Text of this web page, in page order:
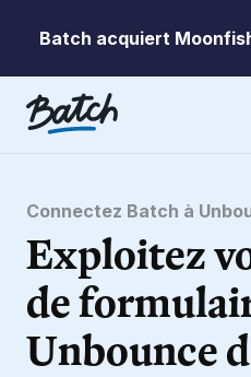
Batch acquiert
Connectez Batch à
Exploitez
de
Unbounce